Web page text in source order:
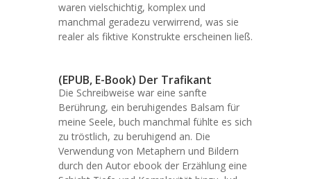
waren vielschichtig, komplex und
manchmal geradezu verwirrend, was sie
realer als fiktive Konstrukte erscheinen ließ.
(EPUB, E-Book) Der Trafikant
Die Schreibweise war eine sanfte
Berührung, ein beruhigendes Balsam für
meine Seele, buch manchmal fühlte es sich
zu tröstlich, zu beruhigend an. Die
Verwendung von Metaphern und Bildern
durch den Autor ebook der Erzählung eine